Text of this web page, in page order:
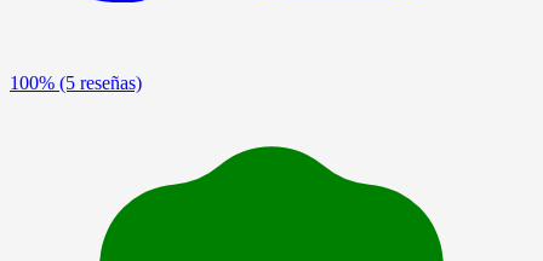
100% (5 reseñas)